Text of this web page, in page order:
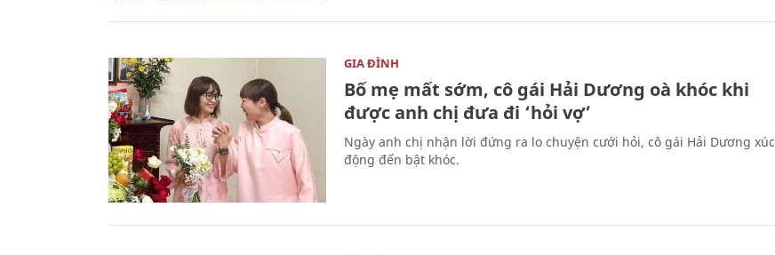
GIA ĐÌNH
Bố mẹ mất sớm, cô gái Hải Dương oà khóc khi
được anh chị đưa đi ‘hỏi vợ’
Ngày anh chị nhận lời đứng ra lo chuyện cưới hỏi, cô gái Hải Dương xúc
động đến bật khóc.